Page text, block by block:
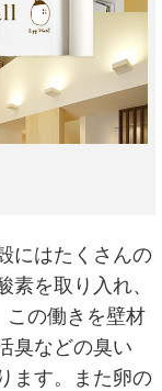
にはたくさんの
を取り入れ、
この働きを壁材
臭などの臭い
ます。また卵の